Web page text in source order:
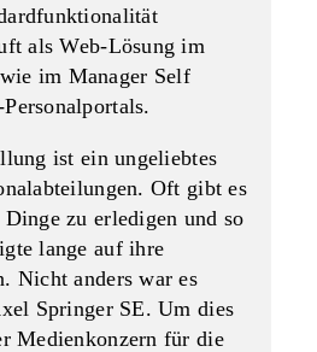
als Web-Lösung im
im Manager Self
ist ein ungeliebtes
Oft gibt es
zu erledigen und so
lange auf ihre
Nicht anders war es
Springer SE. Um dies
Medienkonzern für die